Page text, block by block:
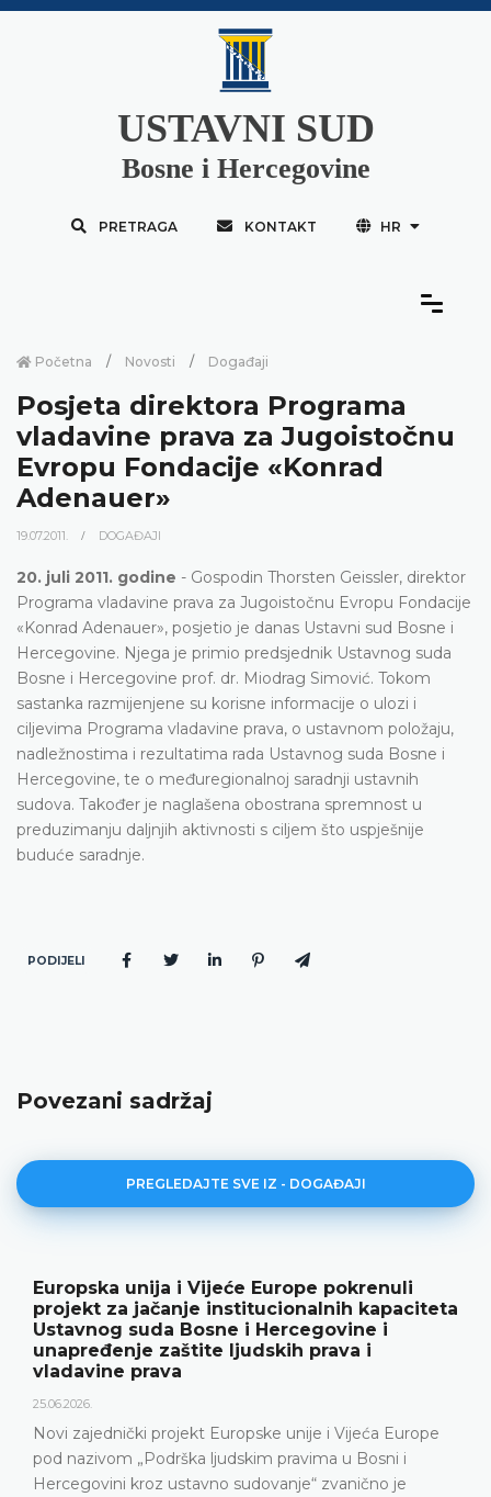
USTAVNI SUD
Bosne i Hercegovine
PRETRAGA KONTAKT HR
Početna Novosti Događaji
Posjeta direktora Programa
vladavine prava za Jugoistočnu
Evropu Fondacije «Konrad
Adenauer»
19.07.2011. DOGAĐAJI
20. juli 2011. godine - Gospodin Thorsten Geissler, direktor
Programa vladavine prava za Jugoistočnu Evropu Fondacije
«Konrad Adenauer», posjetio je danas Ustavni sud Bosne i
Hercegovine. Njega je primio predsjednik Ustavnog suda
Bosne i Hercegovine prof. dr. Miodrag Simović. Tokom
sastanka razmijenjene su korisne informacije o ulozi i
ciljevima Programa vladavine prava, o ustavnom položaju,
nadležnostima i rezultatima rada Ustavnog suda Bosne i
Hercegovine, te o međuregionalnoj saradnji ustavnih
sudova. Također je naglašena obostrana spremnost u
preduzimanju daljnjih aktivnosti s ciljem što uspješnije
buduće saradnje.
PODIJELI
Povezani sadržaj
PREGLEDAJTE SVE IZ - DOGAĐAJI
Europska unija i Vijeće Europe pokrenuli
projekt za jačanje institucionalnih kapaciteta
Ustavnog suda Bosne i Hercegovine i
unapređenje zaštite ljudskih prava i
vladavine prava
25.06.2026.
Novi zajednički projekt Europske unije i Vijeća Europe
pod nazivom „Podrška ljudskim pravima u Bosni i
Hercegovini kroz ustavno sudovanje“ zvanično je